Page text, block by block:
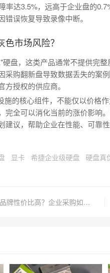
率达3.5%，远高于企业盘的
误恢复导致录像中断。
市场风险？
盘，这类产品通常不提供完
采购翻新盘导致数据丢失的案
授权的供应商。
施的核心组件，不能仅以价格
完全可以消化当前的涨价影响
建议，帮助企业在性能、可靠
显卡 希捷企业级硬盘 硬盘真
上一篇：硬盘价格排名哪个品牌性价比高？企业采购如何避坑？